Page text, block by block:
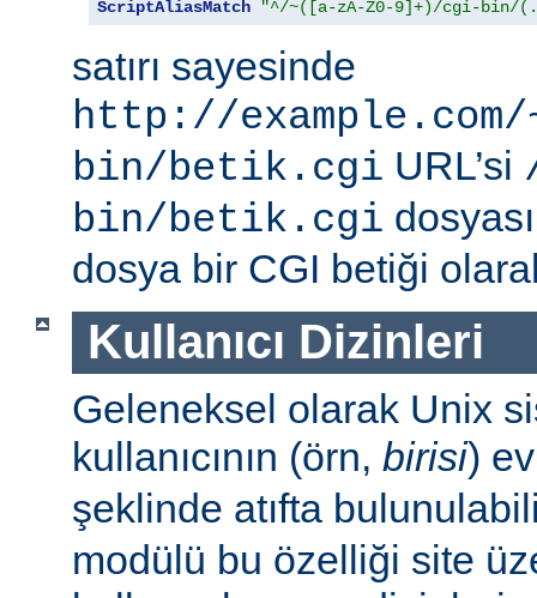
ScriptAliasMatch "^/~([a-zA-Z0-9]+)/cgi-bin/
satırı sayesinde
http://
bin/betik.cgi URL’si
bin/betik.cgi
dosya bir CGI betiği olarak
Kullanıcı Dizinleri
Geleneksel olarak Unix
kullanıcının (örn, birisi)
şeklinde atıfta
modülü bu özelliği site